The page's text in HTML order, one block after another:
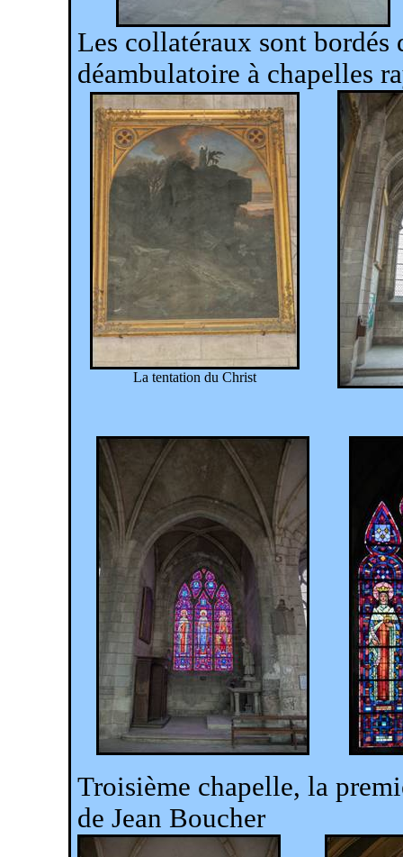
Les collatéraux sont bordés
déambulatoire à chapelles
La tentation du Christ
Troisième chapelle, la
de Jean Boucher